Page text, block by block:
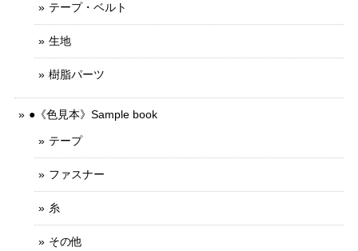
テープ・ベルト
生地
樹脂パーツ
●《色見本》Sample book
テープ
ファスナー
糸
その他